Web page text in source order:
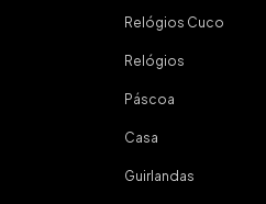
Relógios Cuco
Relógios
Páscoa
Casa
Guirlandas